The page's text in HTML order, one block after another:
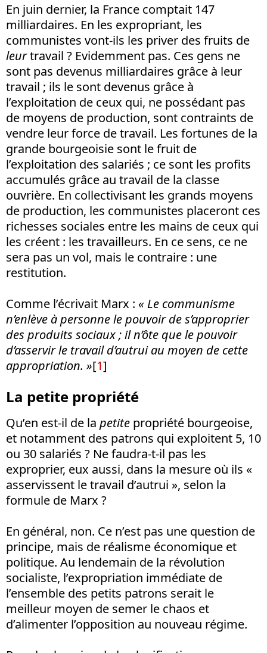
En juin dernier, la France comptait 147
milliardaires. En les expropriant, les
communistes vont-ils les priver des fruits de
leurtravail ? Evidemment pas. Ces gens ne
sont pas devenus milliardaires grâce à leur
travail ; ils le sont devenus grâce à
l’exploitation de ceux qui, ne possédant pas
de moyens de production, sont contraints de
vendre leur force de travail. Les fortunes de la
grande bourgeoisie sont le fruit de
l’exploitation des salariés ; ce sont les profits
accumulés grâce au travail de la classe
ouvrière. En collectivisant les grands moyens
de production, les communistes placeront ces
richesses sociales entre les mains de ceux qui
les créent : les travailleurs. En ce sens, ce ne
sera pas un vol, mais le contraire : une
restitution.
Comme l’écrivait Marx : « Le communisme
n’enlève à personne le pouvoir de s’approprier
des produits sociaux ; il n’ôte que le pouvoir
d’asservir le travail d’autrui au moyen de cette
appropriation. »[1]
La petite propriété
Qu’en est-il de la petite propriété bourgeoise,
et notamment des patrons qui exploitent 5, 10
ou 30 salariés ? Ne faudra-t-il pas les
exproprier, eux aussi, dans la mesure où ils «
asservissent le travail d’autrui », selon la
formule de Marx ?
En général, non. Ce n’est pas une question de
principe, mais de réalisme économique et
politique. Au lendemain de la révolution
socialiste, l’expropriation immédiate de
l’ensemble des petits patrons serait le
meilleur moyen de semer le chaos et
d’alimenter l’opposition au nouveau régime.